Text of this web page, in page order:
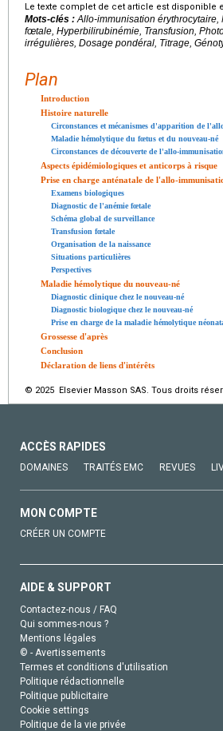
Le texte complet de cet article est disponible
Mots-clés : Allo-immunisation
fœtale, Hyperbilirubinémie, Transfusion,
irrégulières, Dosage pondéral, Titrage,
Plan
Introduction
Histoire naturelle
Circonstances et mécanismes d'apparition de
Maladie hémolytique du fœtus et du nouveau-né
Circonstances de découverte de l'allo-
Aspects épidémiologiques et anticorps à risque
Prise en charge anténatale de l'allo-
Examens biologiques
Diagnostic de l'anémie fœtale
Schéma global de surveillance
Transfusion fœtale
Organisation de la naissance
Situations particulières
Perspectives
Maladie hémolytique du nouveau-né
Diagnostic clinique chez le nouveau-né
Diagnostic biologique chez le nouveau-né
Prise en charge de la maladie hémolytique
Grossesse d'après
Conclusion
Déclaration de liens d'intérêts
© 2025 Elsevier Masson SAS. Tous droits
ACCÈS RAPIDES
DOMAINES TRAITÉS EMC REVUES
MON COMPTE
CRÉER UN COMPTE
AIDE & SUPPORT
Contactez-nous / FAQ
Qui sommes-nous ?
Mentions légales
© - Avertissements
Termes et conditions d'utilisation
Politique rédactionnelle
Politique publicitaire
Cookie settings
Politique de la vie privée